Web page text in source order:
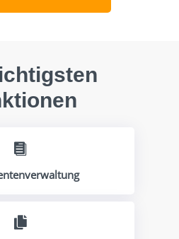

